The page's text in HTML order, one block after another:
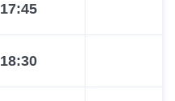
17:45
18:30